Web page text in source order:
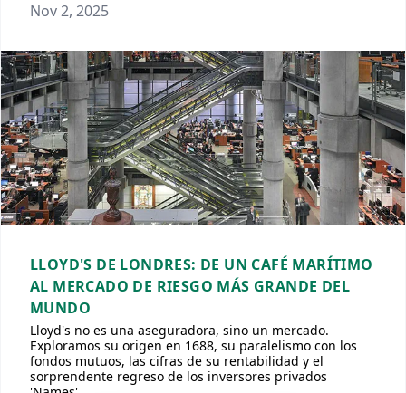
Nov 2, 2025
LLOYD'S DE LONDRES: DE UN CAFÉ MARÍTIMO
AL MERCADO DE RIESGO MÁS GRANDE DEL
MUNDO
Lloyd's no es una aseguradora, sino un mercado.
Exploramos su origen en 1688, su paralelismo con los
fondos mutuos, las cifras de su rentabilidad y el
sorprendente regreso de los inversores privados